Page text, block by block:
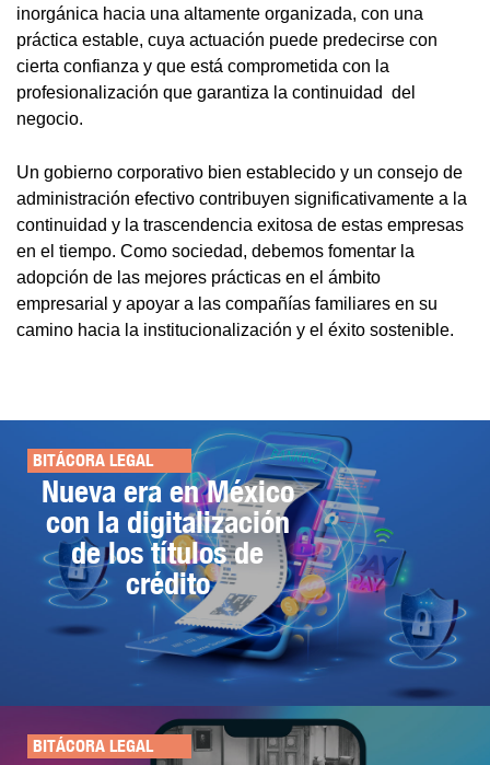
inorgánica hacia una altamente organizada, con una
práctica estable, cuya actuación puede predecirse con
cierta confianza y que está comprometida con la
profesionalización que garantiza la continuidad del
negocio.
Un gobierno corporativo bien establecido y un consejo de
administración efectivo contribuyen significativamente a la
continuidad y la trascendencia exitosa de estas empresas
en el tiempo. Como sociedad, debemos fomentar la
adopción de las mejores prácticas en el ámbito
empresarial y apoyar a las compañías familiares en su
camino hacia la institucionalización y el éxito sostenible.
BITÁCORA LEGAL
Nueva era en México
con la digitalización
de los títulos de
crédito
BITÁCORA LEGAL